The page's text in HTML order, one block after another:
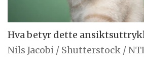
Hva betyr dette
Nils Jacobi / Shutterstock /